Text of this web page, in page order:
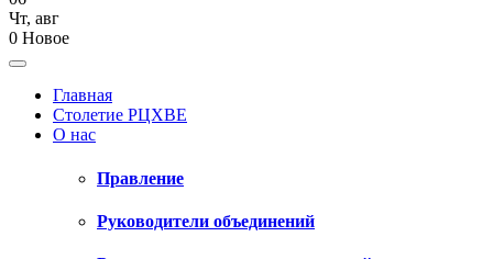
Чт, авг
0 Новое
Главная
Столетие РЦХВЕ
О нас
Правление
Руководители объединений